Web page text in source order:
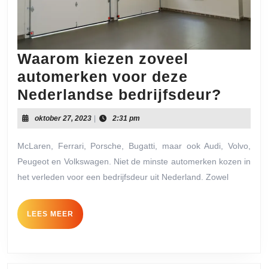
Waarom kiezen zoveel
automerken voor deze
Nederlandse bedrijfsdeur?
voor
deze
oktober 27, 2023oktober
27,
2:31 pm
McLaren, Ferrari, Porsche, Bugatti, maar ook Audi, Volvo,
Peugeot en Volkswagen. Niet de minste automerken kozen in
het verleden voor een bedrijfsdeur uit Nederland. Zowel
LEES MEER LEES
MEER